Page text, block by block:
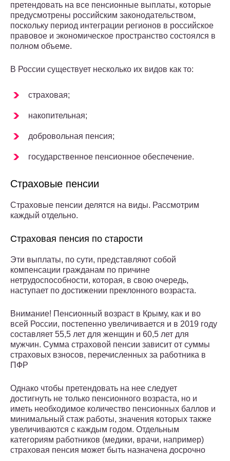
претендовать на все пенсионные выплаты, которые
предусмотрены российским законодательством,
поскольку период интеграции регионов в российское
правовое и экономическое пространство состоялся в
полном объеме.
В России существует несколько их видов как то:
страховая;
накопительная;
добровольная пенсия;
государственное пенсионное обеспечение.
Страховые пенсии
Страховые пенсии делятся на виды. Рассмотрим
каждый отдельно.
Страховая пенсия по старости
Эти выплаты, по сути, представляют собой
компенсации гражданам по причине
нетрудоспособности, которая, в свою очередь,
наступает по достижении преклонного возраста.
Внимание! Пенсионный возраст в Крыму, как и во
всей России, постепенно увеличивается и в 2019 году
составляет 55,5 лет для женщин и 60,5 лет для
мужчин. Сумма страховой пенсии зависит от суммы
страховых взносов, перечисленных за работника в
ПФР
Однако чтобы претендовать на нее следует
достигнуть не только пенсионного возраста, но и
иметь необходимое количество пенсионных баллов и
минимальный стаж работы, значения которых также
увеличиваются с каждым годом. Отдельным
категориям работников (медики, врачи, например)
страховая пенсия может быть назначена досрочно